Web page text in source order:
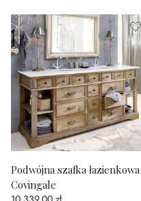
Podwójna szafka łazienkowa
Covingale